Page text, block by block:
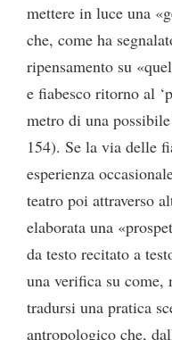
mettere in luce una
che, come ha
ripensamento su
e fiabesco ritorno al
metro di una
154). Se la via delle
esperienza
teatro poi attraverso
elaborata una
da testo recitato a
una verifica su come,
tradursi una pratica
antropologico che,